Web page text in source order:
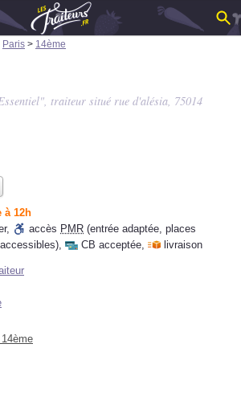
Paris > 14ème
traiteur situé rue d'alésia, 75014
à 12h
, accès PMR (entrée adaptée, places
, CB acceptée, livraison